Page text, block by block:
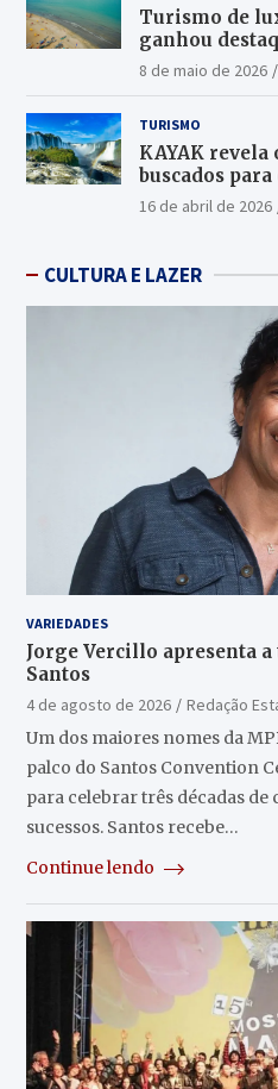
Turismo de
ganhou
Latin America
8 de maio de 2026
TURISMO
KAYAK revela
buscados
16 de abril de 2026
CULTURA E LAZER
VARIEDADES
Jorge Vercillo apresenta
Santos
4 de agosto de 2026
Redação
Um dos maiores nomes da
palco do Santos Convention
para celebrar três décadas de
sucessos. Santos recebe…
Continue lendo